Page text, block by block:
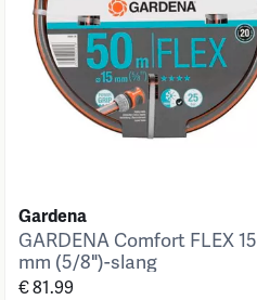
Gardena
GARDENA Comfort FLEX 15
mm (5/8")-slang
€ 81.99